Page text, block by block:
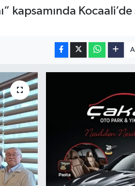
kapsamında Kocaali’de
A